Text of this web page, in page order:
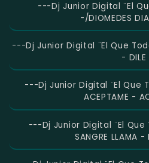
---Dj Junior Digital ¨El
-/DIOMEDES
---Dj Junior Digital ¨El Que
- DILE
---Dj Junior Digital ¨El Que
ACEPTAME -
---Dj Junior Digital ¨El
SANGRE LLAMA -